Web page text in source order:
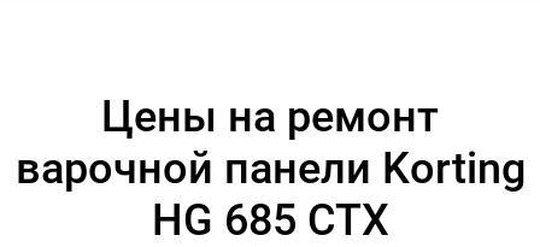
Цены на ремонт
варочной панели Korting
HG 685 CTX